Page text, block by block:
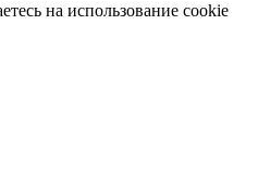
на использование cookie